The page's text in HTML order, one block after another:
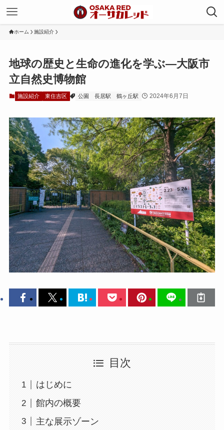
ホーム 施設紹介
地球の歴史と生命の進化を学ぶ—大阪市
立自然史博物館
施設紹介 東住吉区 公園 長居駅 鶴ヶ丘駅 2024年6月7日
目次
はじめに
館内の概要
主な展示ゾーン